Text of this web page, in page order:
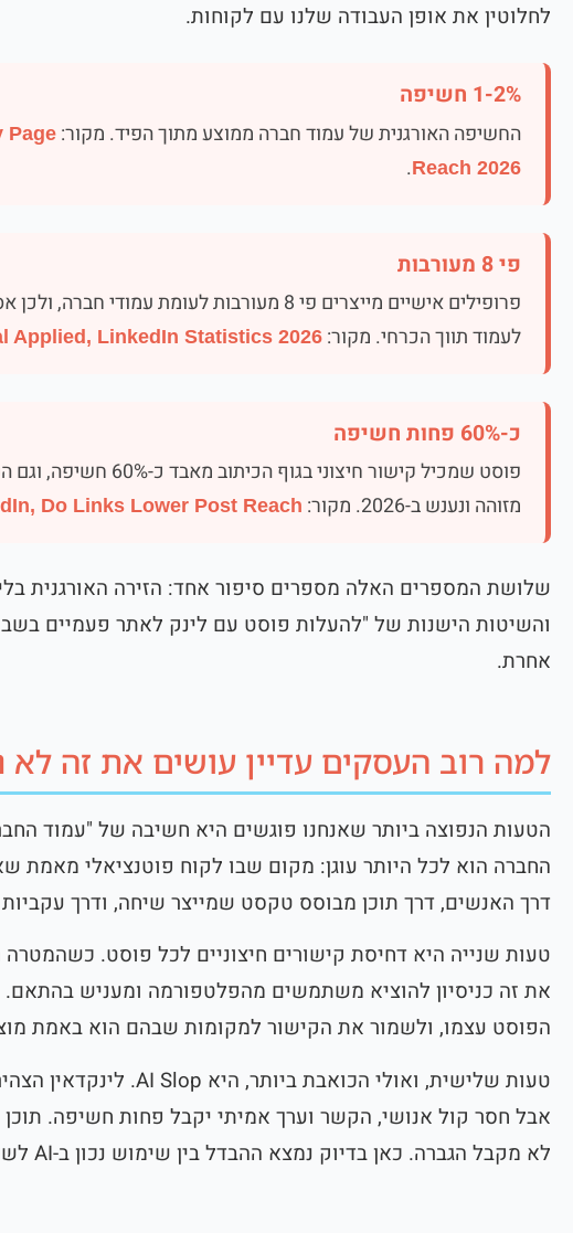
לחלוטין את אופן העבודה שלנו עם לקוחות.
1-2% חשיפה
החשיפה האורגנית של עמוד חברה ממוצע מתוך הפיד. מקור: Page
Reach 2026
.
פי 8 מעורבות
פרופילים אישיים מייצרים פי 8 מעורבות לעומת
לעמוד תווך הכרחי. מקור: Applied, LinkedIn Statistics 2026
כ-60% פחות חשיפה
פוסט שמכיל קישור חיצוני
מזוהה ונענש ב-2026. מקור:
Do Links Lower Post Reach
שלושת המספרים האלה מספרים סיפור אחד: הזירה האורגנית
והשיטות הישנות של "להעלות פוסט עם לינק לאתר פעמיים
אחרת.
למה רוב העסקים עדיין עושים את זה לא
החברה הוא לכל היותר עוגן: מקום שבו לקוח פוטנציאלי מאמת
דרך האנשים, דרך תוכן מבוסס טקסט שמייצר שיחה, ודרך
טעות שנייה היא דחיסת קישורים חיצוניים לכל פוסט.
את זה כניסיון להוציא משתמשים מהפלטפורמה ומעניש
הפוסט עצמו, ולשמור את הקישור למקומות שבהם הוא באמת
אבל חסר קול אנושי, הקשר וערך אמיתי יקבל פחות חשיפה.
לא מקבל הגברה. כאן בדיוק נמצא ההבדל בין שימוש נכון ב-AI לשימוש עצלן בו.